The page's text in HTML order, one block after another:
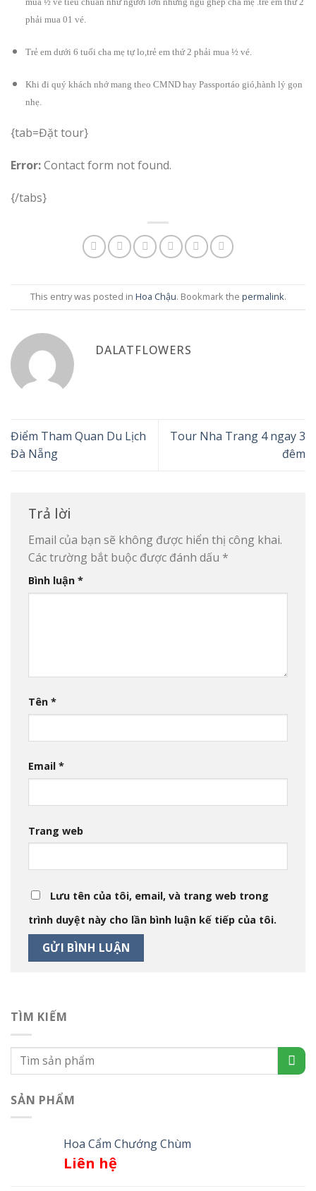
phải mua 01 vé.
Trẻ em dưới 6 tuổi cha mẹ tự lo,trẻ em thứ 2 phải mua ½ vé.
Khi đi quý khách nhớ mang theo CMND hay Passportáo gió,hành lý gọn
nhẹ.
{tab=Đặt tour}
Error:Contact form not found.
{/tabs}
This entry was posted in Hoa Chậu. Bookmark the permalink.
DALATFLOWERS
Điểm Tham Quan Du Lịch
Đà Nẵng
Tour Nha Trang 4 ngay 3
đêm
Trả lời
Email của bạn sẽ không được hiển thị công khai.
Các trường bắt buộc được đánh dấu *
Bình luận *
Tên *
Email *
Trang web
Lưu tên của tôi, email, và trang web trong
trình duyệt này cho lần bình luận kế tiếp của tôi.
TÌM KIẾM
SẢN PHẨM
Hoa Cẩm Chướng Chùm
Liên hệ